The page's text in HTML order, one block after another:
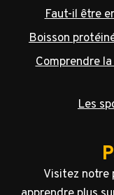
Faut-il être
Boisson
Comprendre
Les
Visitez